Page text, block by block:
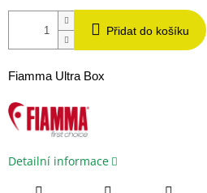
Přidat do košíku
Fiamma Ultra Box
Detailní informace